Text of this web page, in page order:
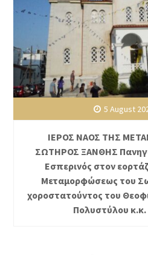
5 August
ΙΕΡΟΣ ΝΑΟΣ ΤΗΣ
ΣΩΤΗΡΟΣ ΞΑΝΘΗΣ
Εσπερινός στον
Μεταμορφώσεως του
χοροστατούντος του
Πολυστύλου